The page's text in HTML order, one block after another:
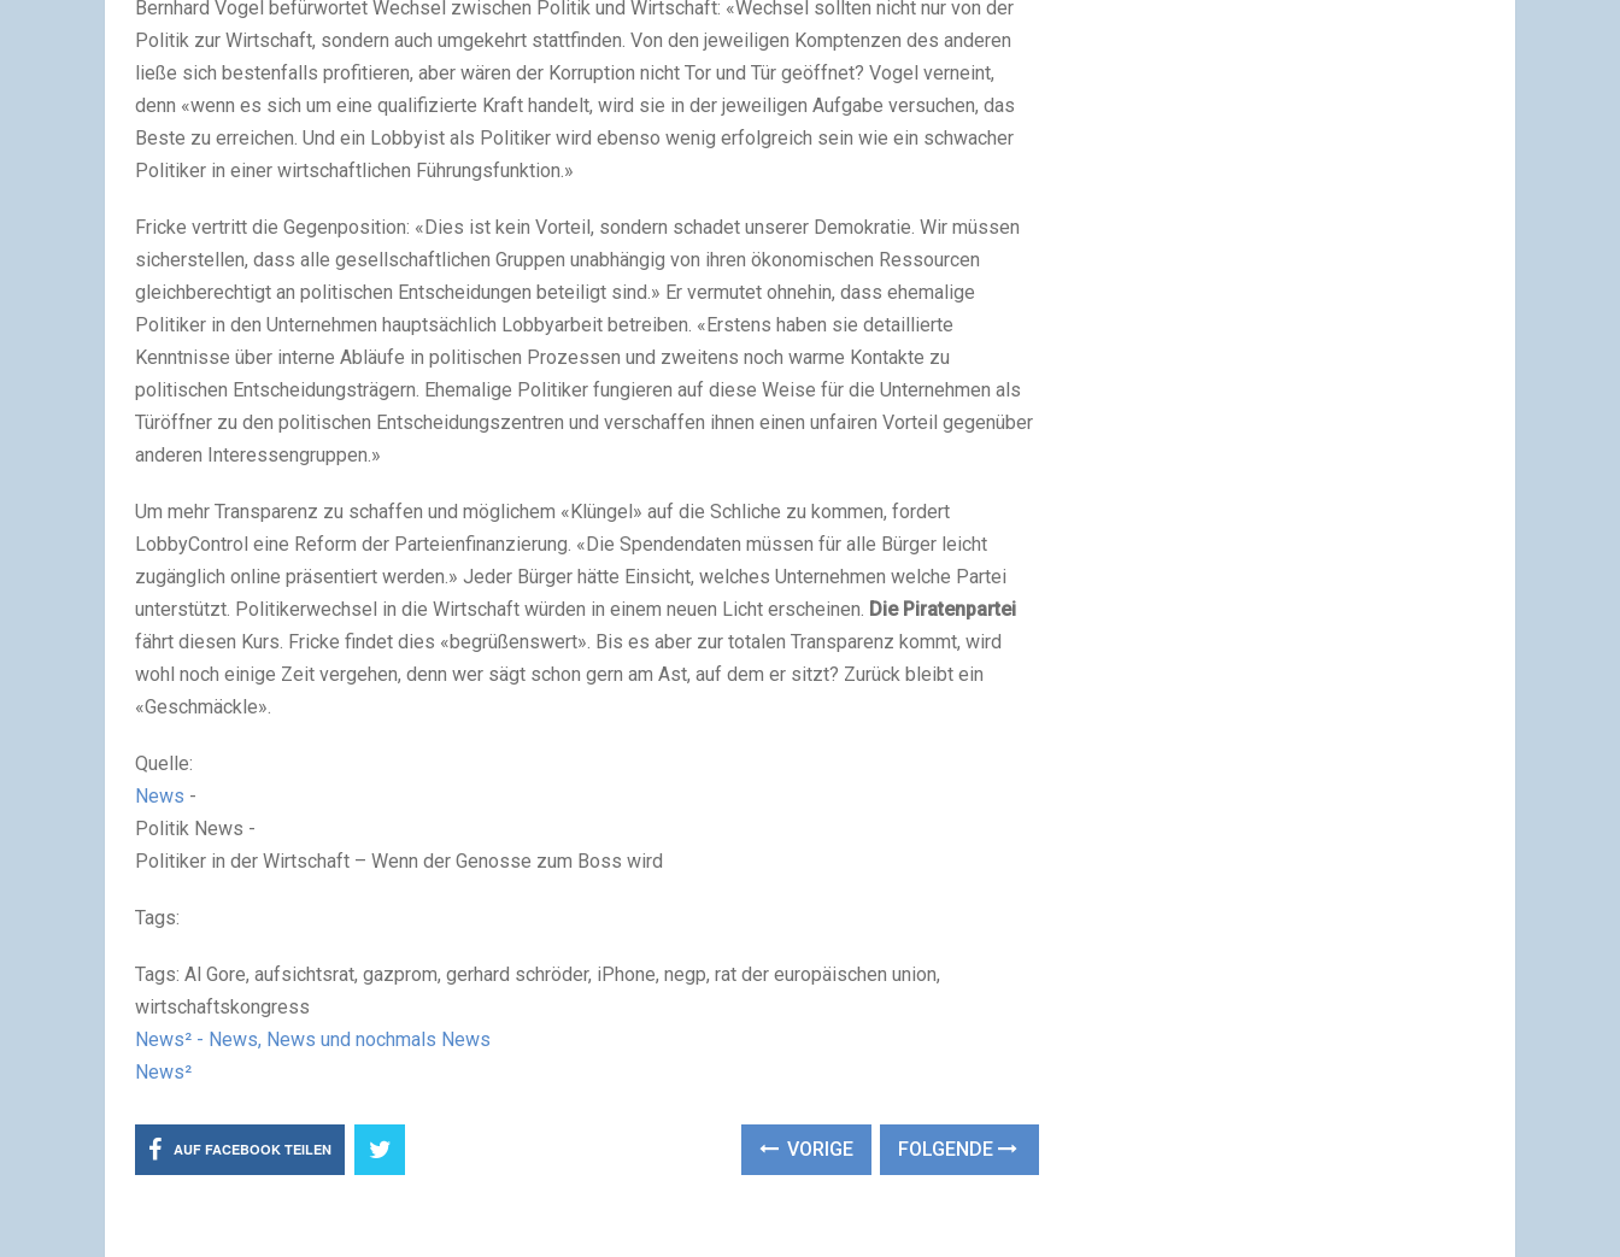
Bernhard Vogel befürwortet Wechsel zwischen Politik und Wirtschaft: «Wechsel sollten nicht nur von der
Politik zur Wirtschaft, sondern auch umgekehrt stattfinden. Von den jeweiligen Komptenzen des anderen
ließe sich bestenfalls profitieren, aber wären der Korruption nicht Tor und Tür geöffnet? Vogel verneint,
denn «wenn es sich um eine qualifizierte Kraft handelt, wird sie in der jeweiligen Aufgabe versuchen, das
Beste zu erreichen. Und ein Lobbyist als Politiker wird ebenso wenig erfolgreich sein wie ein schwacher
Politiker in einer wirtschaftlichen Führungsfunktion.»
Fricke vertritt die Gegenposition: «Dies ist kein Vorteil, sondern schadet unserer Demokratie. Wir müssen
sicherstellen, dass alle gesellschaftlichen Gruppen unabhängig von ihren ökonomischen Ressourcen
gleichberechtigt an politischen Entscheidungen beteiligt sind.» Er vermutet ohnehin, dass ehemalige
Politiker in den Unternehmen hauptsächlich Lobbyarbeit betreiben. «Erstens haben sie detaillierte
Kenntnisse über interne Abläufe in politischen Prozessen und zweitens noch warme Kontakte zu
politischen Entscheidungsträgern. Ehemalige Politiker fungieren auf diese Weise für die Unternehmen als
Türöffner zu den politischen Entscheidungszentren und verschaffen ihnen einen unfairen Vorteil gegenüber
anderen Interessengruppen.»
Um mehr Transparenz zu schaffen und möglichem «Klüngel» auf die Schliche zu kommen, fordert
LobbyControl eine Reform der Parteienfinanzierung. «Die Spendendaten müssen für alle Bürger leicht
zugänglich online präsentiert werden.» Jeder Bürger hätte Einsicht, welches Unternehmen welche Partei
unterstützt. Politikerwechsel in die Wirtschaft würden in einem neuen Licht erscheinen. Die Piratenpartei
fährt diesen Kurs. Fricke findet dies «begrüßenswert». Bis es aber zur totalen Transparenz kommt, wird
wohl noch einige Zeit vergehen, denn wer sägt schon gern am Ast, auf dem er sitzt? Zurück bleibt ein
«Geschmäckle».
Quelle:
News -
Politik News -
Politiker in der Wirtschaft – Wenn der Genosse zum Boss wird
Tags:
Tags: Al Gore, aufsichtsrat, gazprom, gerhard schröder, iPhone, negp, rat der europäischen union,
wirtschaftskongress
News² - News, News und nochmals News
News²
AUF FACEBOOK TEILEN VORIGE FOLGENDE